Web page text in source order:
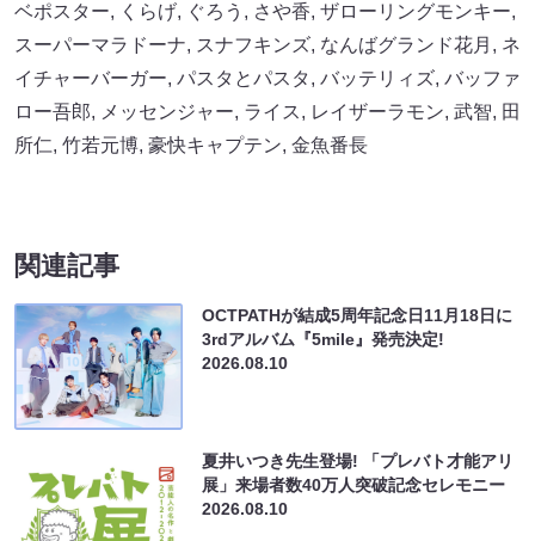
ベポスター, くらげ, ぐろう , さや香, ザローリングモンキー,
スーパーマラドーナ, スナフキンズ, なんばグランド花月 , ネ
イチャーバーガー, パスタとパスタ , バッテリィズ, バッファ
ロー吾郎, メッセンジャー, ライス, レイザーラモン, 武智, 田
所仁, 竹若元博, 豪快キャプテン, 金魚番長
関連記事
OCTPATHが結成5周年記念日11月18日に
3rdアルバム『5mile』発売決定!
2026.08.10
夏井いつき先生登場! 「プレバト才能アリ
展」来場者数40万人突破記念セレモニー
2026.08.10